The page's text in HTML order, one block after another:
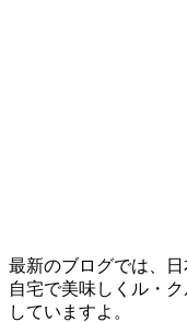
最新のブログでは、
自宅で美味しくル・
していますよ。